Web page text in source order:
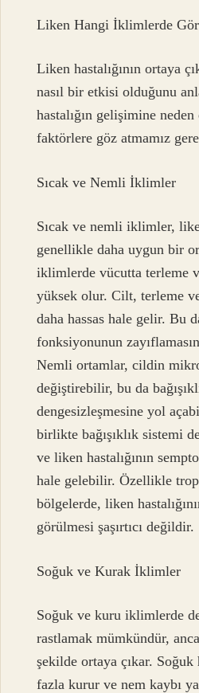
Liken Hangi İklimlerde
Liken hastalığının ortaya
nasıl bir etkisi olduğunu
hastalığın gelişimine
faktörlere göz atmamız
Sıcak ve Nemli İklimler
Sıcak ve nemli iklimler,
genellikle daha uygun bir
iklimlerde vücutta terleme
yüksek olur. Cilt, terleme
daha hassas hale gelir. Bu
fonksiyonunun
Nemli ortamlar, cildin
değiştirebilir, bu da
dengesizleşmesine yol
birlikte bağışıklık sistemi
ve liken hastalığının
hale gelebilir. Özellikle
bölgelerde, liken
görülmesi şaşırtıcı değildir.
Soğuk ve Kurak İklimler
Soğuk ve kuru iklimlerde
rastlamak mümkündür,
şekilde ortaya çıkar.
fazla kurur ve nem kaybı